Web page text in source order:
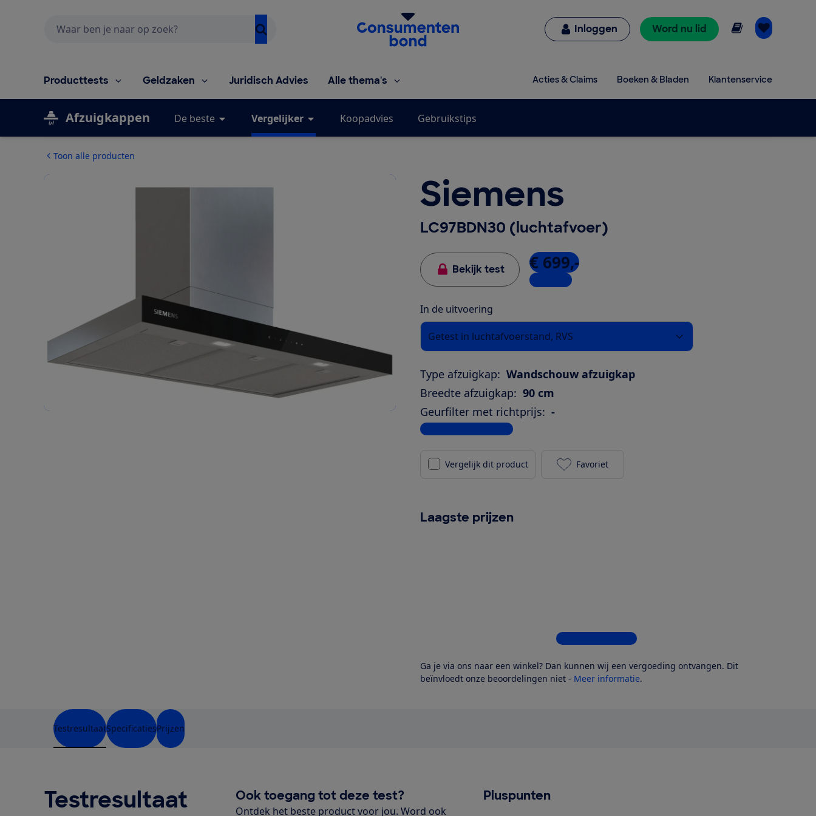
Homepage van de Consumentenbond
Inloggen Word nu lid Online lezen
Producttests Geldzaken Juridisch Advies Alle thema's Acties & Claims Boeken & Bladen Klantenservice
Afzuigkappen De beste Vergelijker Koopadvies Gebruikstips
Toon alle producten
Siemens
LC97BDN30 (luchtafvoer)
Bekijk test € 699,-
5 winkels
In de uitvoering
Getest in luchtafvoerstand, RVS
Type afzuigkap: Wandschouw afzuigkap
Breedte afzuigkap: 90 cm
Geurfilter met richtprijs: -
Bekijk alle specificaties
Vergelijk dit product Siemens LC97BDN30 (luchtafvoer) toevoegen aan
Favoriet
Laagste prijzen
Bekijk alle 5 winkels
Ga je via ons naar een winkel? Dan kunnen wij een vergoeding ontvangen. Dit
beïnvloedt onze beoordelingen niet - Meer informatie.
TestresultaatSpecificatiesPrijzen
Testresultaat Ook toegang tot deze test?
Ontdek het beste product voor jou. Word ook
Pluspunten